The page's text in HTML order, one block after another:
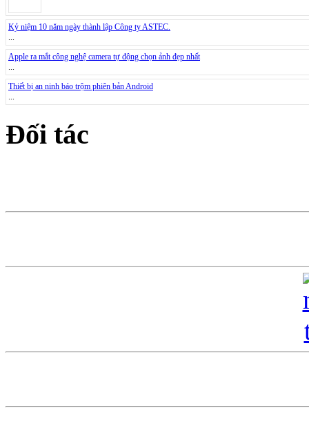
Kỷ niệm 10 năm ngày thành lập Công ty ASTEC.
...
Apple ra mắt công nghệ camera tự động chọn ảnh đẹp nhất
...
Thiết bị an ninh báo trộm phiên bản Android
...
Đối tác